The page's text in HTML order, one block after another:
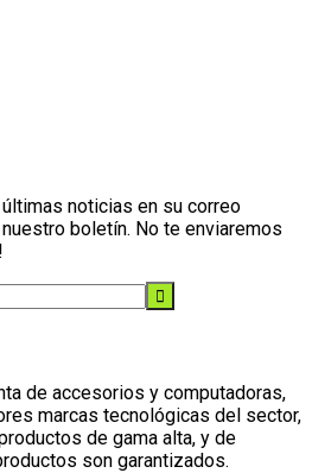
noticias en su correo
boletín. No te enviaremos
de accesorios y computadoras,
marcas tecnológicas del sector,
de gama alta, y de
son garantizados.